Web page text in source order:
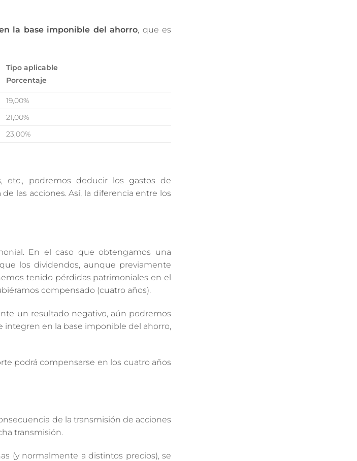
la base imponible del ahorro, que es
Tipo aplicable
Porcentaje
19,00%
21,00%
23,00%
etc., podremos deducir los gastos de
las acciones. Así, la diferencia entre los
En el caso que obtengamos una
los dividendos, aunque previamente
tenido pérdidas patrimoniales en el
compensado (cuatro años).
un resultado negativo, aún podremos
en la base imponible del ahorro,
podrá compensarse en los cuatro años
de la transmisión de acciones
transmisión.
(y normalmente a distintos precios), se